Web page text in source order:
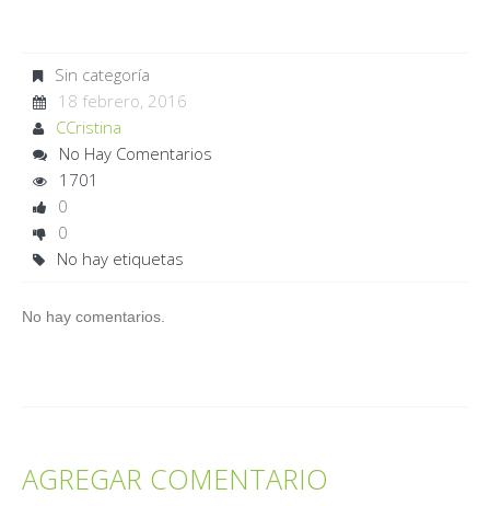
Sin categoría
18 febrero, 2016
CCristina
No Hay Comentarios
1701
0
0
No hay etiquetas
No hay comentarios.
AGREGAR COMENTARIO